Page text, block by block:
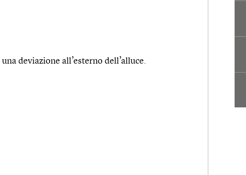
deviazione all’esterno dell’alluce.